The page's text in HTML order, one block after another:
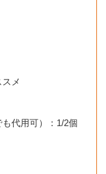
メ
代用可）：1/2個